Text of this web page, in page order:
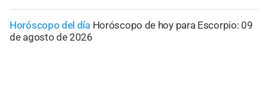
Horóscopo del día Horóscopo de hoy para Escorpio: 09
de agosto de 2026